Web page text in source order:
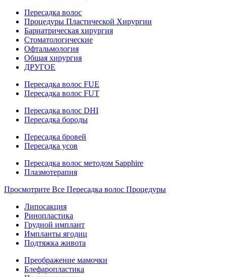
Пересадка волос
Процедуры Пластической Хирургии
Бариатрическая хирургия
Стоматологические
Офтальмология
Общая хирургия
ДРУГОЕ
Пересадка волос FUE
Пересадка волос FUT
Пересадка волос DHI
Пересадка бороды
Пересадка бровей
Пересадка усов
Пересадка волос методом Sapphire
Плазмотерапия
Просмотрите Все Пересадка волос Процедуры
Липосакция
Ринопластика
Грудной имплант
Импланты ягодиц
Подтяжка живота
Преображение мамочки
Блефаропластика